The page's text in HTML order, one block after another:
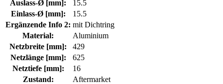
Auslass-Ø [mm]:
15.5
Einlass-Ø [mm]:
15.5
Ergänzende Info 2: mit Dichtring
Material:
Aluminium
Netzbreite [mm]:
429
Netzlänge [mm]:
625
Netztiefe [mm]:
16
Zustand:
Aftermarket